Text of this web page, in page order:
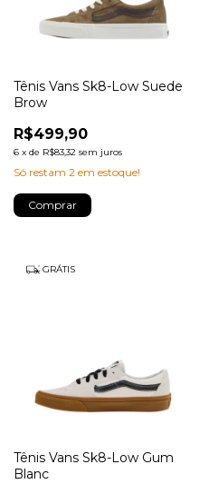
Tênis Vans Sk8-Low Suede
Brow
R$499,90
6 x de R$83,32 sem juros
Só restam 2 em estoque!
Comprar
GRÁTIS
Tênis Vans Sk8-Low Gum
Blanc